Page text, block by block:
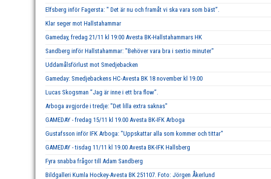
Elfsberg inför Fagersta: " Det är nu och framåt vi ska vara som bäst”.
Klar seger mot Hallstahammar
Gameday, fredag 21/11 kl 19:00 Avesta BK-Hallstahammars HK
Sandberg inför Hallstahammar: "Behöver vara bra i sextio minuter"
Uddamålsförlust mot Smedjebacken
Gameday: Smedjebackens HC-Avesta BK 18 november kl 19.00
Lucas Skogsman ”Jag är inne i ett bra flow”.
Arboga avgjorde i tredje: "Det lilla extra saknas"
GAMEDAY - fredag 15/11 kl 19.00 Avesta BK-IFK Arboga
Gustafsson inför IFK Arboga: "Uppskattar alla som kommer och tittar"
GAMEDAY - tisdag 11/11 kl 19.00 Avesta BK-IFK Hallsberg
Fyra snabba frågor till Adam Sandberg
Bildgalleri Kumla Hockey-Avesta BK 251107. Foto: Jörgen Åkerlund